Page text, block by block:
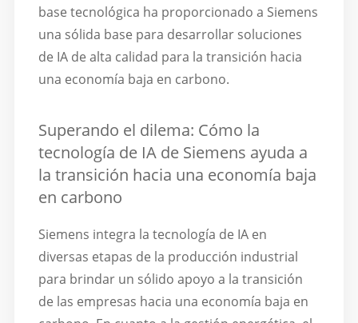
base tecnológica ha proporcionado a Siemens
una sólida base para desarrollar soluciones
de IA de alta calidad para la transición hacia
una economía baja en carbono.
Superando el dilema: Cómo la
tecnología de IA de Siemens ayuda a
la transición hacia una economía baja
en carbono
Siemens integra la tecnología de IA en
diversas etapas de la producción industrial
para brindar un sólido apoyo a la transición
de las empresas hacia una economía baja en